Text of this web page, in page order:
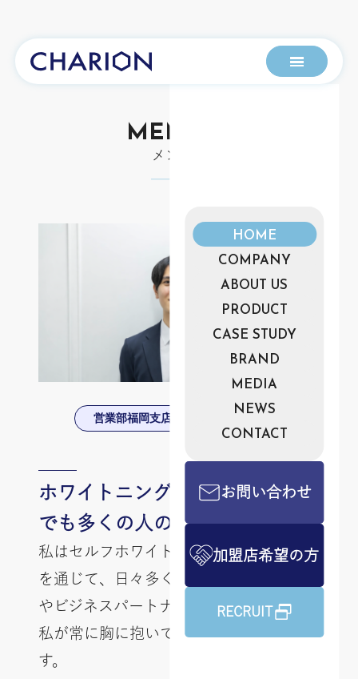
HOME
COMPANY
ABOUT US
PRODUCT
CASE STUDY
BRAND
MEDIA
NEWS
CONTACT
お問い合わせ
加盟店希望の方
RECRUIT
MEMBER
メンバー
営業部福岡支店長 Y.Hondo
ホワイトニングを通じて、一人
でも多くの人の笑顔を作る
私はセルフホワイトニングマシンの販売
を通じて、日々多くのサロンオーナー様
やビジネスパートナーと向き合う中で、
私が常に胸に抱いている思いがありま
す。